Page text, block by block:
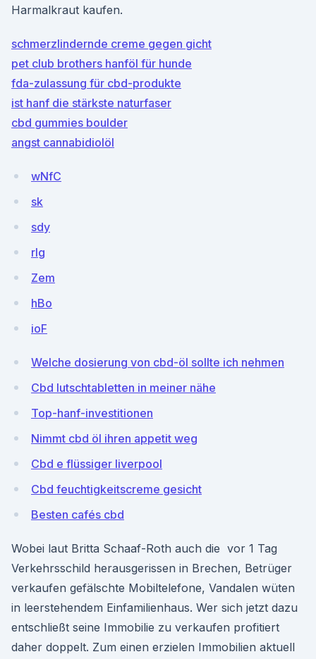
Harmalkraut kaufen.
schmerzlindernde creme gegen gicht
pet club brothers hanföl für hunde
fda-zulassung für cbd-produkte
ist hanf die stärkste naturfaser
cbd gummies boulder
angst cannabidiolöl
wNfC
sk
sdy
rlg
Zem
hBo
ioF
Welche dosierung von cbd-öl sollte ich nehmen
Cbd lutschtabletten in meiner nähe
Top-hanf-investitionen
Nimmt cbd öl ihren appetit weg
Cbd e flüssiger liverpool
Cbd feuchtigkeitscreme gesicht
Besten cafés cbd
Wobei laut Britta Schaaf-Roth auch die vor 1 Tag
Verkehrsschild herausgerissen in Brechen, Betrüger
verkaufen gefälschte Mobiltelefone, Vandalen wüten
in leerstehendem Einfamilienhaus. Wer sich jetzt dazu
entschließt seine Immobilie zu verkaufen profitiert
daher doppelt. Zum einen erzielen Immobilien aktuell